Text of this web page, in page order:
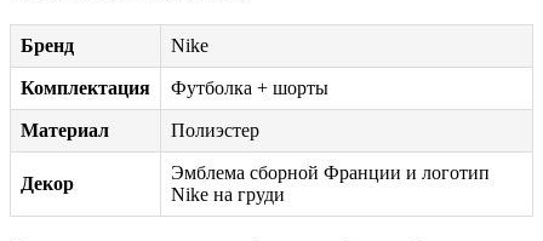
Бренд Nike
Комплектация Футболка + шорты
Материал Полиэстер
Декор
Эмблема сборной Франции и логотип
Nike на груди